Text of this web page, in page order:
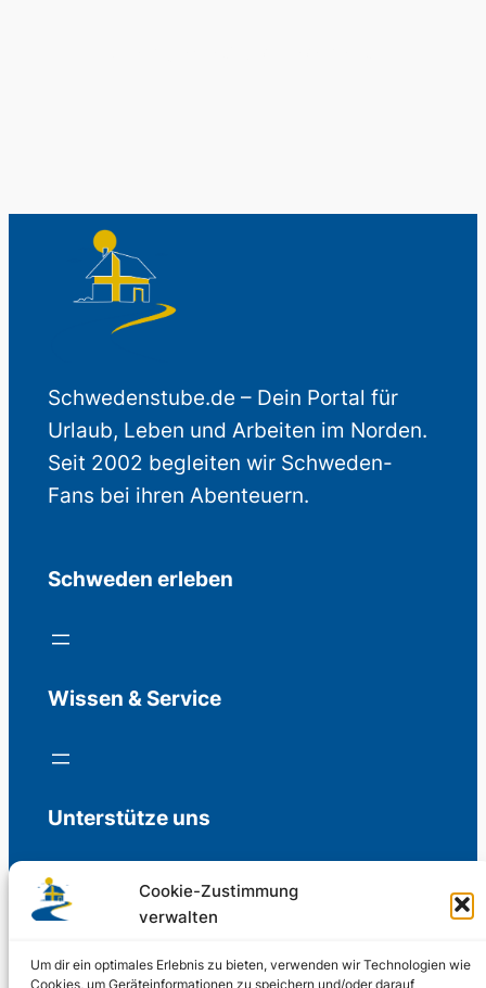
Cookie-Zustimmung
verwalten
Um dir ein optimales Erlebnis zu bieten, verwenden wir Technologien wie
Cookies, um Geräteinformationen zu speichern und/oder darauf
Schwedenstube.de – Dein Portal für
Urlaub, Leben und Arbeiten im Norden.
Seit 2002 begleiten wir Schweden-
Fans bei ihren Abenteuern.
Schweden erleben
Wissen & Service
Unterstütze uns
Freiwillige Spenden für die Aufrechterhaltung